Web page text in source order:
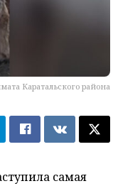
Каратальского района
самая